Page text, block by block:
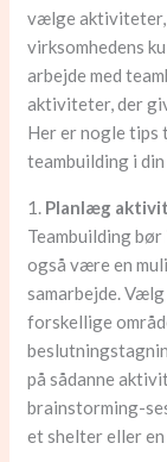
vælge aktiviteter,
virksomhedens
arbejde med
aktiviteter, der
Her er nogle tips
teambuilding i
1. Planlæg
Teambuilding
også være en
samarbejde.
forskellige
på sådanne
brainstorming-
et shelter eller